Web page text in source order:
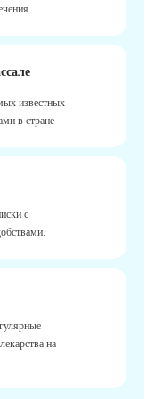
известных
в стране
с
на